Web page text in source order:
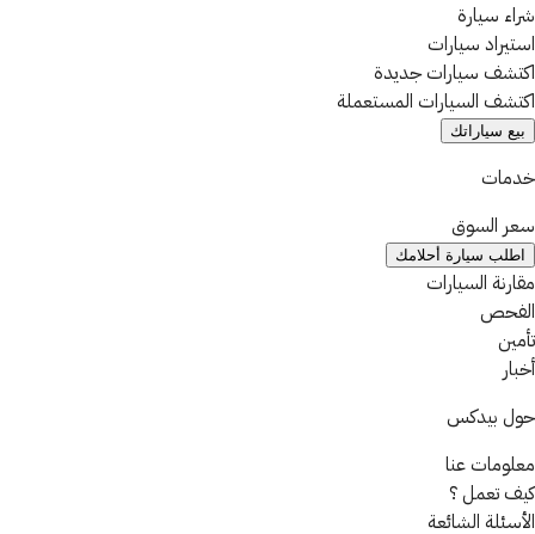
شراء سيارة
استيراد سيارات
اكتشف سيارات جديدة
اكتشف السيارات المستعملة
بيع سياراتك
خدمات
سعر السوق
اطلب سيارة أحلامك
مقارنة السيارات
الفحص
تأمين
أخبار
حول بيدكس
معلومات عنا
كيف تعمل ؟
الأسئلة الشائعة